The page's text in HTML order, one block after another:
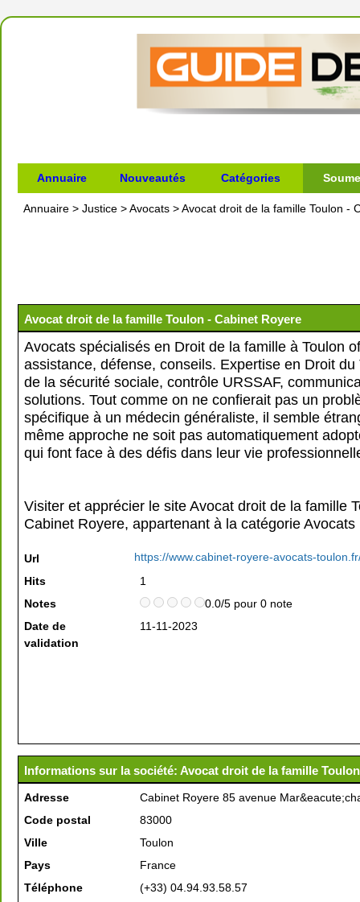
Annuaire Nouveautés Catégories
Annuaire > Justice >Avocats >Avocat droit de la famille Toulon -
Avocat droit de la famille Toulon - Cabinet Royere
Avocats spécialisés en Droit de la famille à Toulon
assistance, défense, conseils. Expertise en Droit du
de la sécurité sociale, contrôle URSSAF,
solutions. Tout comme on ne confierait pas un
spécifique à un médecin généraliste, il semble
même approche ne soit pas automatiquement
qui font face à des défis dans leur vie
Visiter et apprécier le site Avocat droit de la famille
Cabinet Royere, appartenant à la catégorieAvocats
Url
https://www.cabinet-royere-avocats-
Hits
1
Notes
0.0/5 pour 0 note
Date de
validation
11-11-2023
Informations sur la société: Avocat droit de la famille
Adresse
Cabinet Royere 85 avenue
Code postal
83000
Ville
Toulon
Pays
France
Téléphone
(+33) 04.94.93.58.57